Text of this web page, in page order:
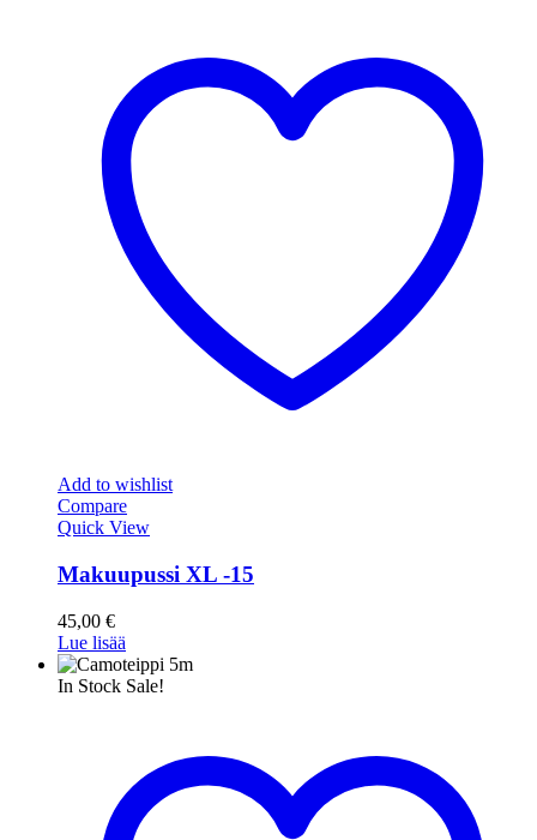
Add to wishlist
Compare
Quick View
Makuupussi XL -15
45,00 €
Lue lisää
In Stock Sale!